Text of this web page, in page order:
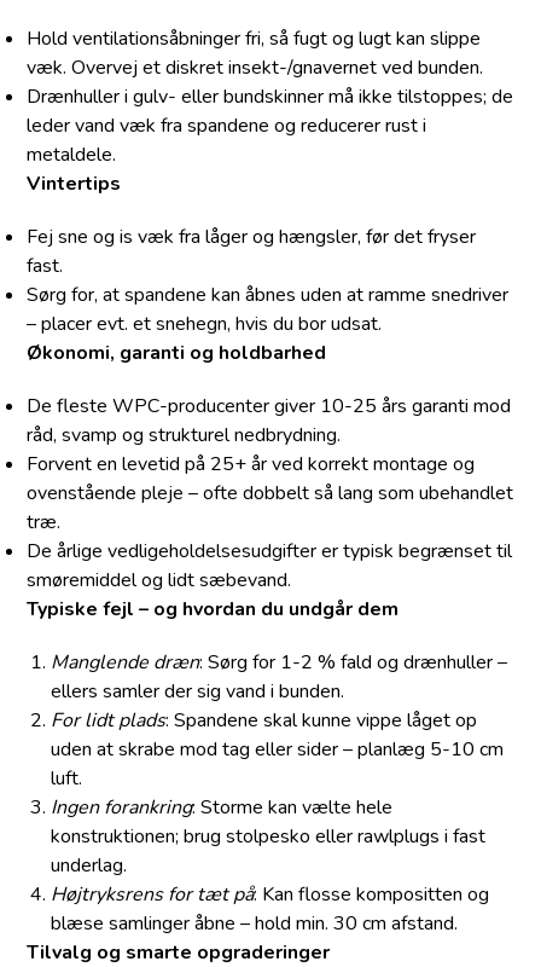
Hold ventilationsåbninger fri, så fugt og lugt kan slippe
væk. Overvej et diskret insekt-/gnavernet ved bunden.
Drænhuller i gulv- eller bundskinner må ikke tilstoppes; de
leder vand væk fra spandene og reducerer rust i
metaldele.
Vintertips
Fej sne og is væk fra låger og hængsler, før det fryser
fast.
Sørg for, at spandene kan åbnes uden at ramme snedriver
– placer evt. et snehegn, hvis du bor udsat.
Økonomi, garanti og holdbarhed
De fleste WPC-producenter giver 10-25 års garanti mod
råd, svamp og strukturel nedbrydning.
Forvent en levetid på 25+ år ved korrekt montage og
ovenstående pleje – ofte dobbelt så lang som ubehandlet
træ.
De årlige vedligeholdelsesudgifter er typisk begrænset til
smøremiddel og lidt sæbevand.
Typiske fejl – og hvordan du undgår dem
Manglende dræn: Sørg for 1-2 % fald og drænhuller –
ellers samler der sig vand i bunden.
For lidt plads: Spandene skal kunne vippe låget op
uden at skrabe mod tag eller sider – planlæg 5-10 cm
luft.
Ingen forankring: Storme kan vælte hele
konstruktionen; brug stolpesko eller rawlplugs i fast
underlag.
Højtryksrens for tæt på: Kan flosse kompositten og
blæse samlinger åbne – hold min. 30 cm afstand.
Tilvalg og smarte opgraderinger